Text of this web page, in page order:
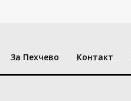
За Пехчево Контакт